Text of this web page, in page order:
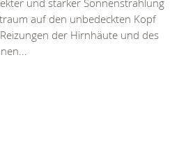
auf den unbedeckten Kopf
der Hirnhäute und des